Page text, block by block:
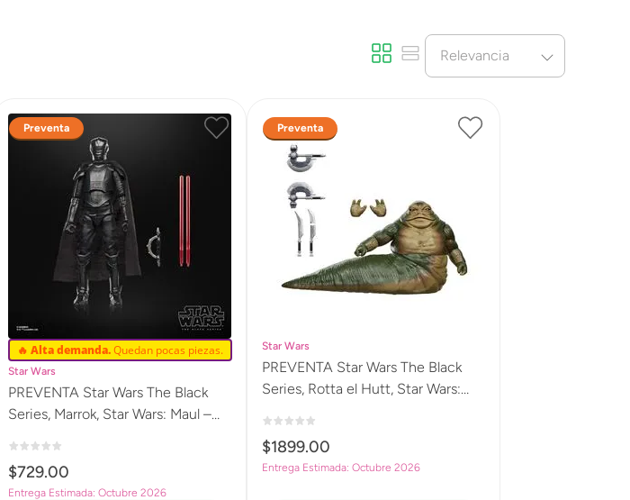
Relevancia
Preventa
🔥 Alta demanda.Quedan pocas piezas.
Star Wars
PREVENTA Star Wars The Black
Series, Marrok, Star Wars: Maul –
G2592
$729.00
Entrega Estimada: Octubre 2026
Preventa
Star Wars
PREVENTA Star Wars The Black
Series, Rotta el Hutt, Star Wars:
15 cm G2811
$1899.00
Entrega Estimada: Octubre 2026